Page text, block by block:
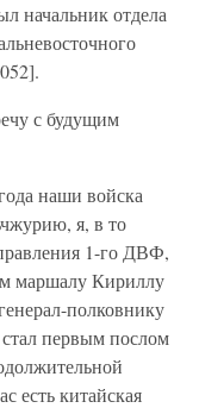
начальник отдела
с будущим
наши войска
я, в то
1-го ДВФ,
маршалу Кириллу
полковнику
первым послом
есть китайская